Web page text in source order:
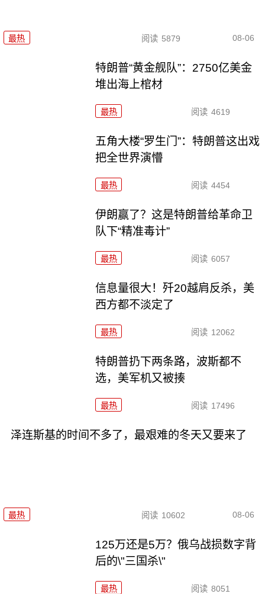
最热 阅读 5879 08-06
特朗普“黄金舰队”：2750亿美金
堆出海上棺材
最热 阅读 4619
五角大楼“罗生门”：特朗普这出戏
把全世界演懵
最热 阅读 4454
伊朗赢了？这是特朗普给革命卫
队下“精准毒计”
最热 阅读 6057
信息量很大！歼20越肩反杀，美
西方都不淡定了
最热 阅读 12062
特朗普扔下两条路，波斯都不
选，美军机又被揍
最热 阅读 17496
泽连斯基的时间不多了，最艰难的冬天又要来了
最热 阅读 10602 08-06
125万还是5万？俄乌战损数字背
后的\"三国杀\"
最热 阅读 8051